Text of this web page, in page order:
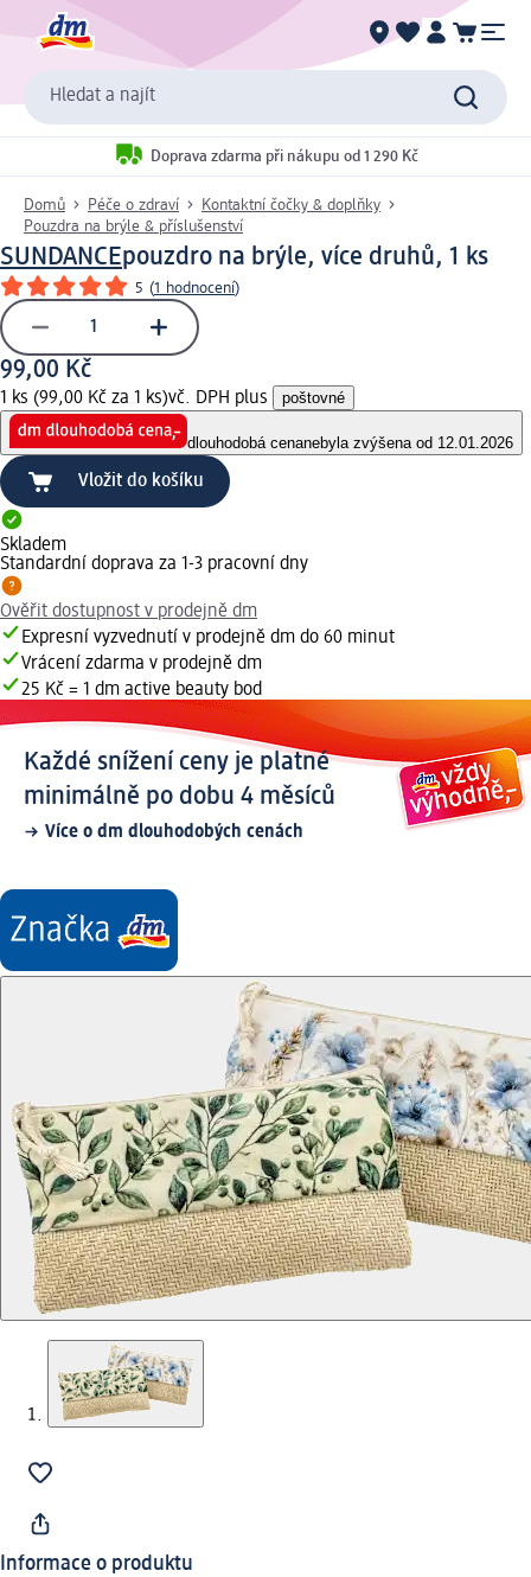
Hledat a najít
Doprava zdarma při nákupu od 1 290 Kč
Domů Péče o zdraví
Kontaktní čočky & doplňky
Pouzdra na brýle & příslušenství
SUNDANCEpouzdro na brýle, více druhů, 1 ks
5 (1 hodnocení)
99,00 Kč
1 ks (99,00 Kč za 1 ks)vč. DPH plus poštovné
dlouhodobá cenanebyla zvýšena od 12.01.2026
Vložit do košíku
Skladem
Standardní doprava za 1-3 pracovní dny
Ověřit dostupnost v prodejně dm
Expresní vyzvednutí v prodejně dm do 60 minut
Vrácení zdarma v prodejně dm
25 Kč = 1 dm active beauty bod
Každé snížení ceny je platné
minimálně po dobu 4 měsíců
Více o dm dlouhodobých cenách
Informace o produktu